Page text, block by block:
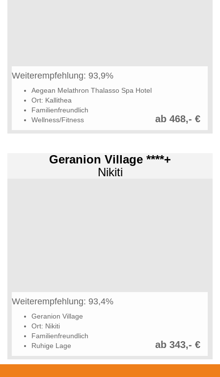
Weiterempfehlung: 93,9%
Aegean Melathron Thalasso Spa Hotel
Ort: Kallithea
Familienfreundlich
Wellness/Fitness
ab 468,- €
Geranion Village ****+
Nikiti
Weiterempfehlung: 93,4%
Geranion Village
Ort: Nikiti
Familienfreundlich
Ruhige Lage
ab 343,- €